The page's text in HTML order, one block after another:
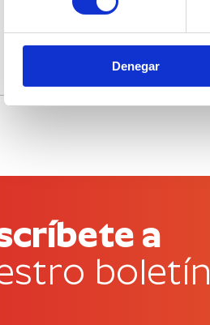
Denegar
a
boletín